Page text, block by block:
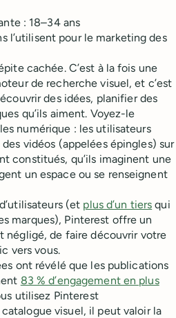
: 18–34 ans
l’utilisent pour le marketing des
cachée. C’est à la fois une
de recherche visuel, et c’est
des idées, planifier des
qu’ils aiment. Voyez-le
numérique : les utilisateurs
vidéos (appelées épingles) sur
constitués, qu’ils imaginent une
un espace ou se renseignent
(et plus d’un tiers qui
marques), Pinterest offre un
négligé, de faire découvrir votre
vers vous.
ont révélé que les publications
83 % d’engagement en plus
utilisez Pinterest
visuel, il peut valoir la